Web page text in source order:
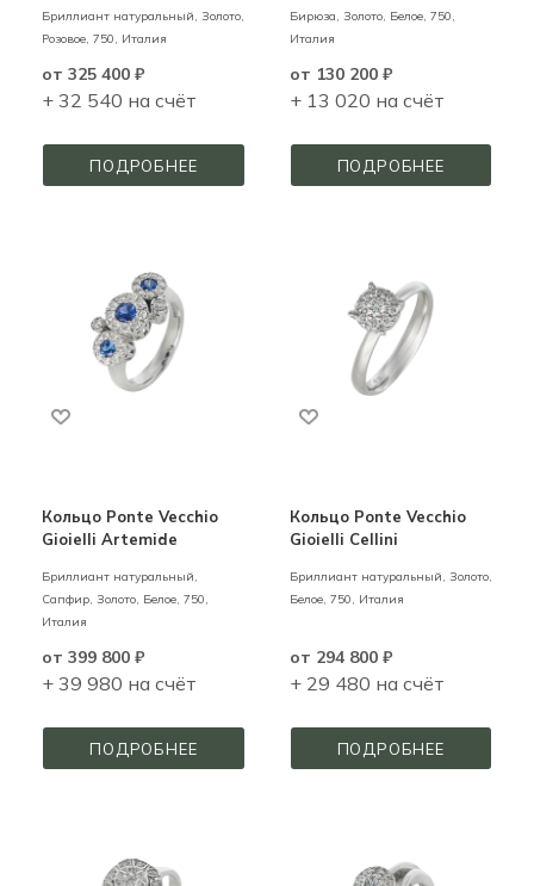
Бриллиант натуральный, Золото,
Розовое, 750, Италия
от 325 400 ₽
+ 32 540 на счёт
ПОДРОБНЕЕ
Бирюза, Золото, Белое, 750,
Италия
от 130 200 ₽
+ 13 020 на счёт
ПОДРОБНЕЕ
Кольцо Ponte Vecchio
Gioielli Artemide
Бриллиант натуральный,
Сапфир, Золото, Белое, 750,
Италия
от 399 800 ₽
+ 39 980 на счёт
ПОДРОБНЕЕ
Кольцо Ponte Vecchio
Gioielli Cellini
Бриллиант натуральный, Золото,
Белое, 750, Италия
от 294 800 ₽
+ 29 480 на счёт
ПОДРОБНЕЕ